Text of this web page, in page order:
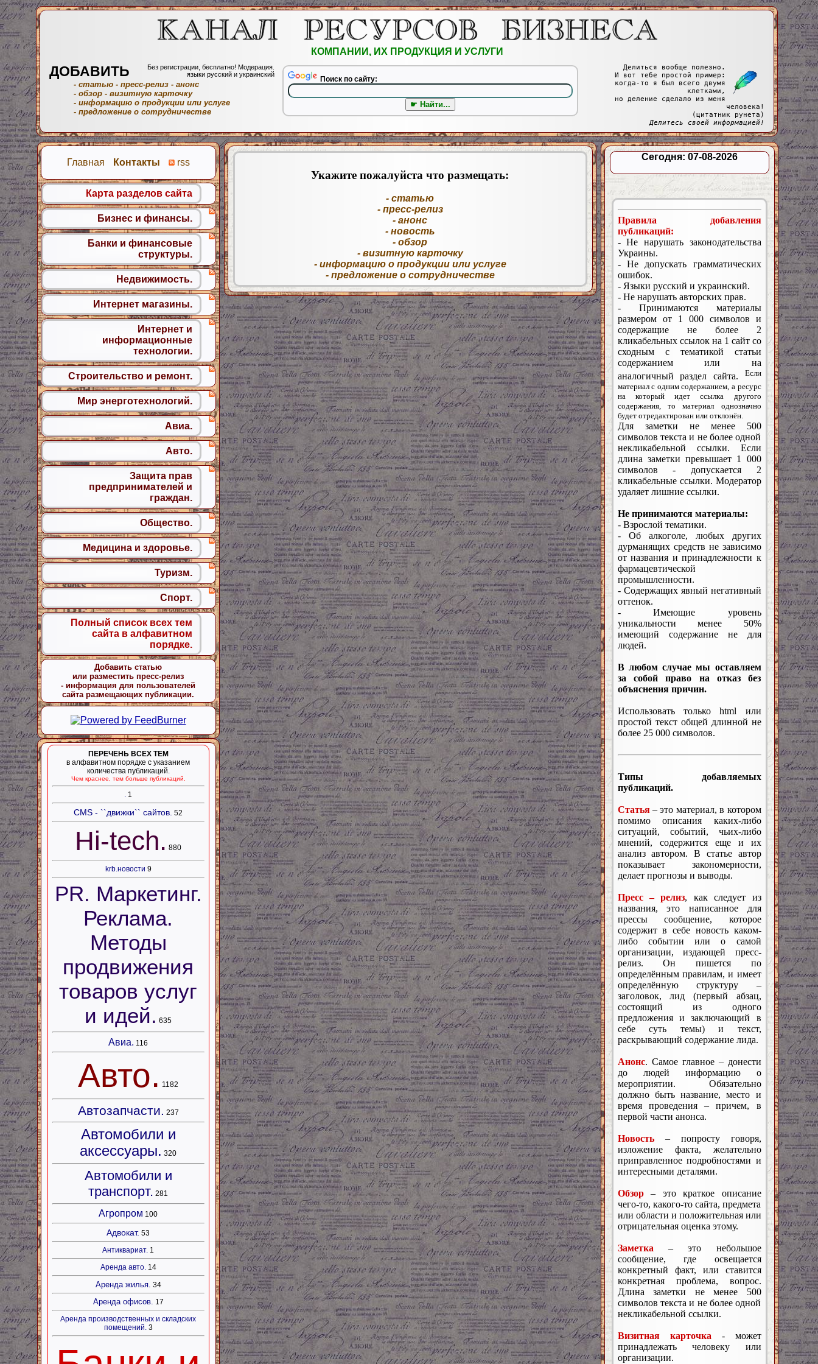
Укажите пожалуйста что размещать:
- статью
- пресс-релиз
- анонс
- новость
- обзор
- визитную карточку
- информацию о продукции или услуге
- предложение о сотрудничестве
Сегодня: 07-08-2026
Правила добавления
публикаций:
- Не нарушать законодательства
Украины.
- Не допускать грамматических
ошибок.
- Языки русский и украинский.
- Не нарушать авторских прав.
- Принимаются материалы
размером от 1 000 символов и
содержащие не более 2
кликабельных ссылок на 1 сайт со
сходным с тематикой статьи
содержанием или на
аналогичный раздел сайта. Если
материал с одним содержанием, а ресурс
на который идет ссылка другого
содержания, то материал однозначно
будет отредактирован или отклонён.
Для заметки не менее 500
символов текста и не более одной
некликабельной ссылки. Если
длина заметки превышает 1 000
символов - допускается 2
кликабельные ссылки. Модератор
удаляет лишние ссылки.
Не принимаются материалы:
- Взрослой тематики.
- Об алкоголе, любых других
дурманящих средств не зависимо
от названия и принадлежности к
фармацевтической
промышленности.
- Содержащих явный негативный
оттенок.
- Имеющие уровень
уникальности менее 50%
имеющий содержание не для
людей.
В любом случае мы оставляем
за собой право на отказ без
объяснения причин.
Использовать только html или
простой текст общей длинной не
более 25 000 символов.
Типы добавляемых
публикаций.
Статья– это материал, в котором
помимо описания каких-либо
ситуаций, событий, чьих-либо
мнений, содержится еще и их
анализ автором. В статье автор
показывает закономерности,
делает прогнозы и выводы.
Пресс – релиз, как следует из
названия, это написанное для
прессы сообщение, которое
содержит в себе новость каком-
либо событии или о самой
организации, издающей пресс-
релиз. Он пишется по
определённым правилам, и имеет
определённую структуру –
заголовок, лид (первый абзац,
состоящий из одного
предложения и заключающий в
себе суть темы) и текст,
раскрывающий содержание лида.
Анонс. Самое главное – донести
до людей информацию о
мероприятии. Обязательно
должно быть название, место и
время проведения – причем, в
первой части анонса.
Новость– попросту говоря,
изложение факта, желательно
приправленное подробностями и
интересными деталями.
Обзор– это краткое описание
чего-то, какого-то сайта, предмета
или области и положительная или
отрицательная оценка этому.
Заметка – это небольшое
сообщение, где освещается
конкретный факт, или ставится
конкретная проблема, вопрос.
Длина заметки не менее 500
символов текста и не более одной
некликабельной ссылки.
Визитная карточка - может
принадлежать человеку или
организации.
Главная Контакты rss
Карта разделов сайта
Бизнес и финансы.
Банки и финансовые
структуры.
Недвижимость.
Интернет магазины.
Интернет и
информационные
технологии.
Строительство и ремонт.
Мир энерготехнологий.
Авиа.
Авто.
Защита прав
предпринимателей и
граждан.
Общество.
Медицина и здоровье.
Туризм.
Спорт.
Полный список всех тем
сайта в алфавитном
порядке.
Добавить статью
или разместить пресс-релиз
- информация для пользователей
сайта размещающих публикации.
ПЕРЕЧЕНЬ ВСЕХ ТЕМ
в алфавитном порядке с указанием
количества публикаций.
Чем краснее, тем больше публикаций.
. 1
CMS - ``движки`` сайтов. 52
Hi-tech. 880
krb.новости 9
PR. Маркетинг.
Реклама.
Методы
продвижения
товаров услуг
и идей. 635
Авиа. 116
Авто. 1182
Автозапчасти. 237
Автомобили и
аксессуары. 320
Автомобили и
транспорт. 281
Агропром 100
Адвокат. 53
Антиквариат. 1
Аренда авто.14
Аренда жилья. 34
Аренда офисов. 17
Аренда производственных и складских
помещений.3
КОМПАНИИ, ИХ ПРОДУКЦИЯ И УСЛУГИ
ДОБАВИТЬ
Без регистрации, бесплатно! Модерация.
языки русский и украинский
- статью - пресс-релиз - анонс
- обзор - визитную карточку
- информацию о продукции или услуге
- предложение о сотрудничестве
Поиск по сайту:
Делиться вообще полезно.
И вот тебе простой пример:
когда-то я был всего двумя
клетками,
но деление сделало из меня
человека!
(цитатник рунета)
Делитесь своей информацией!